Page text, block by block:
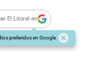
El Litoral en
preferidos en Google